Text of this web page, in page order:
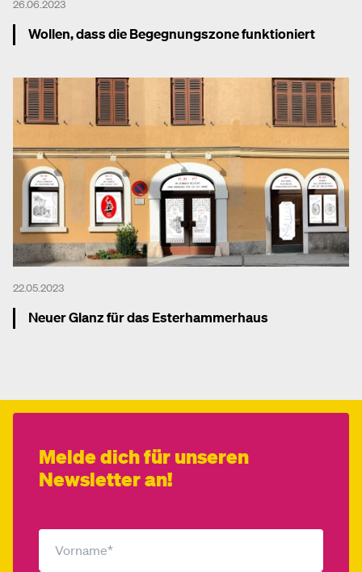
26.06.2023
Wollen, dass die Begegnungszone funktioniert
22.05.2023
Neuer Glanz für das Esterhammerhaus
Melde dich für unseren
Newsletter an!